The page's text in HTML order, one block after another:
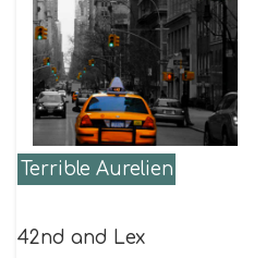
Terrible Aurelien
42nd and Lex